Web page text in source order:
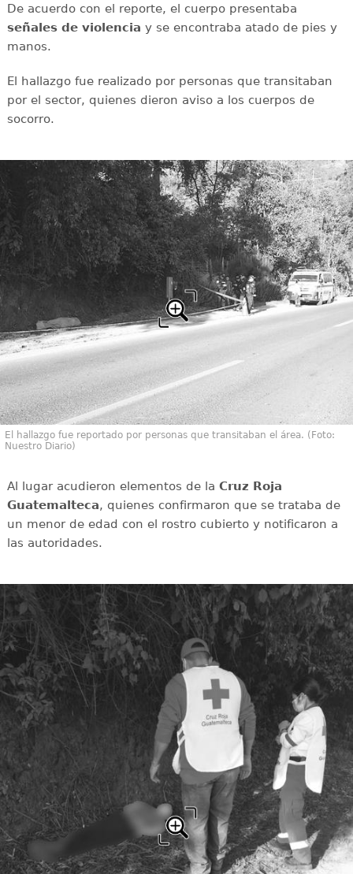
De acuerdo con el reporte, el cuerpo presentaba
señales de violencia y se encontraba atado de pies y
manos.
El hallazgo fue realizado por personas que transitaban
por el sector, quienes dieron aviso a los cuerpos de
socorro.
El hallazgo fue reportado por personas que transitaban el área. (Foto:
Nuestro Diario)
Al lugar acudieron elementos de la Cruz Roja
Guatemalteca, quienes confirmaron que se trataba de
un menor de edad con el rostro cubierto y notificaron a
las autoridades.